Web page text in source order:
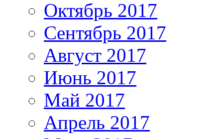
Октябрь 2017
Сентябрь 2017
Август 2017
Июнь 2017
Май 2017
Апрель 2017